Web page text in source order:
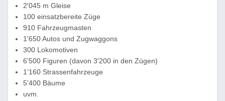
2'045 m Gleise
100 einsatzbereite Züge
910 Fahrzeugmasten
1'650 Autos und Zugwaggons
300 Lokomotiven
6'500 Figuren (davon 3'200 in den Zügen)
1'160 Strassenfahrzeuge
5'400 Bäume
uvm.